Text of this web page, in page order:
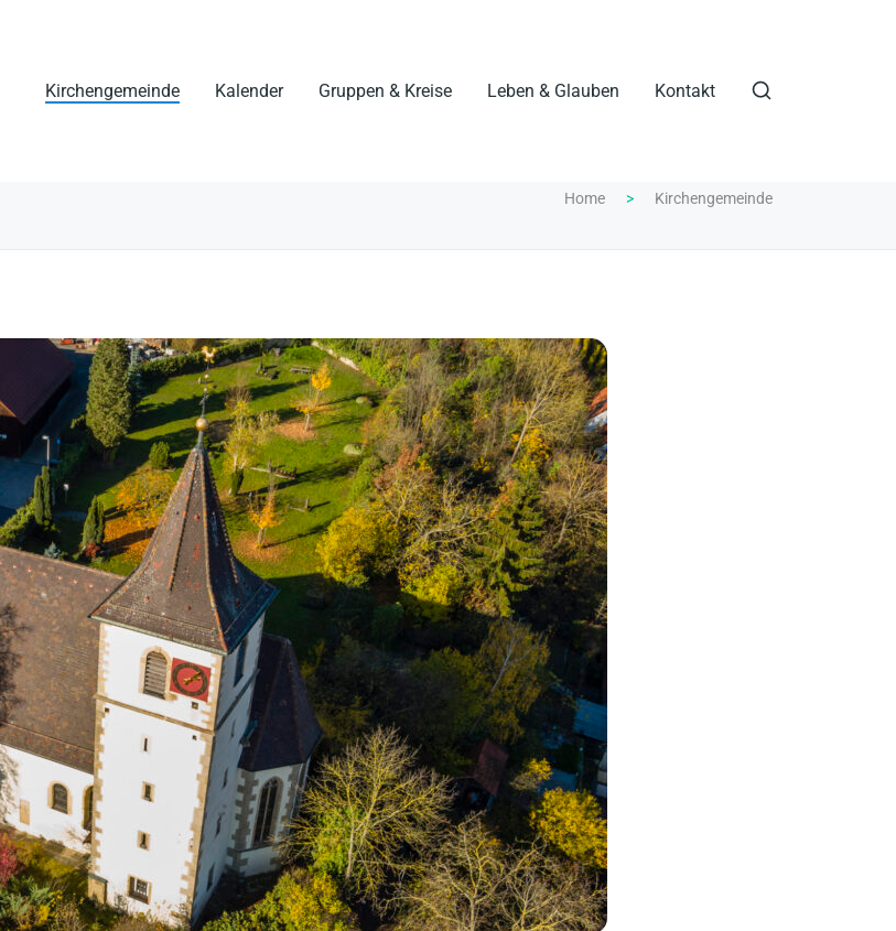
Kirchengemeinde Kalender Gruppen & Kreise Leben & Glauben Kontakt
Home > Kirchengemeinde